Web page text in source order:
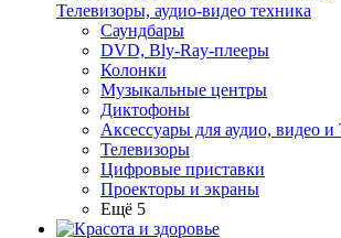
Телевизоры, аудио-видео техника
Саундбары
DVD, Bly-Ray-плееры
Колонки
Музыкальные центры
Диктофоны
Аксессуары для аудио, видео
Телевизоры
Цифровые приставки
Проекторы и экраны
Ещё 5